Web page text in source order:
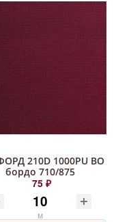
210D 1000PU ВО
бордо 710/875
75 ₽
м